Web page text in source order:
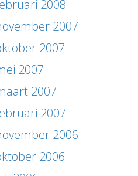
2008
2007
2007
2007
2007
2007
2006
2006